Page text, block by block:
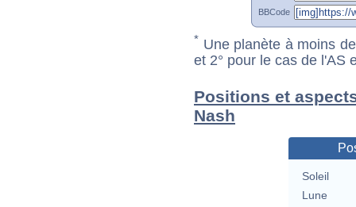
BBCode
* Une planète à moins
et 2° pour le cas de l'AS
Positions et
Nash
Soleil
Lune